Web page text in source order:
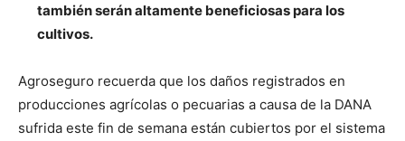
también serán altamente beneficiosas para los
cultivos.
Agroseguro recuerda que los daños registrados en
producciones agrícolas o pecuarias a causa de la DANA
sufrida este fin de semana están cubiertos por el sistema